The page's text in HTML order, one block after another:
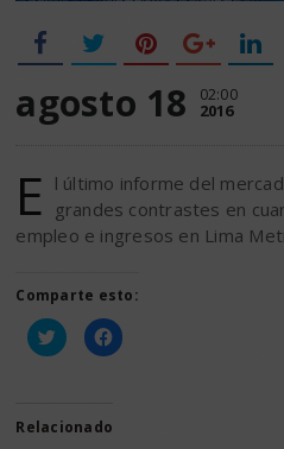
agosto 18 02:00
2016
E l último informe del
grandes contrastes en
empleo e ingresos en Lima
Comparte esto:
Haz
clic
(Se
abre
Haz
clic
Relacionado